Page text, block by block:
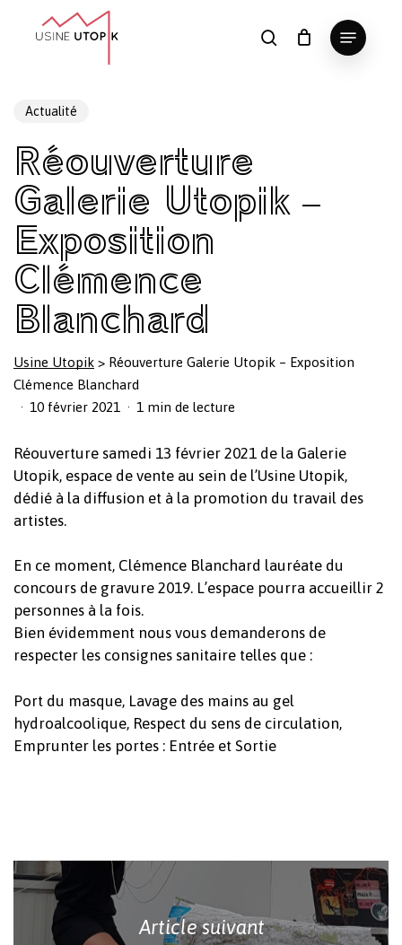
search
Menu
Panier Fermer
le
Revenir à l'Artotek
Actualité
Réouverture
Galerie Utopik –
Exposition
Clémence
Blanchard
Usine Utopik > Réouverture Galerie Utopik – Exposition
Clémence Blanchard
10 février 2021
1 min de lecture
Réouverture samedi 13 février 2021 de la Galerie
Utopik, espace de vente au sein de l’Usine Utopik,
dédié à la diffusion et à la promotion du travail des
artistes.
En ce moment, Clémence Blanchard lauréate du
concours de gravure 2019. L’espace pourra accueillir 2
personnes à la fois.
Bien évidemment nous vous demanderons de
respecter les consignes sanitaire telles que :
Port du masque, Lavage des mains au gel
hydroalcoolique, Respect du sens de circulation,
Emprunter les portes : Entrée et Sortie
Article suivant
Close